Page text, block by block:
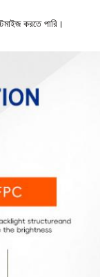
করতে পারি।